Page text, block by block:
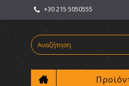
+30 215 5050555